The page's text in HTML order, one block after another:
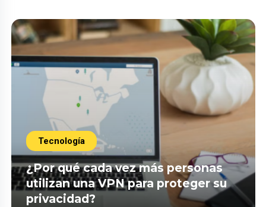
Tecnología
¿Por qué cada vez más personas
utilizan una VPN para proteger su
privacidad?